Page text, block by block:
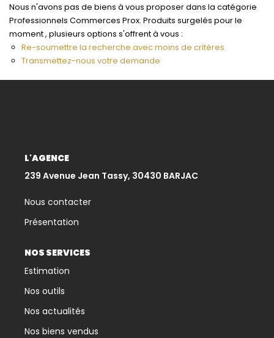
NOS AGENCES
ESTIMATION
Plus de critères Créer une alerte
Nous n'avons pas de biens à vous proposer dans la catégorie
Professionnels Commerces Prox. Produits surgelés pour le
moment , plusieurs options s'offrent à vous :
Re-soumettre la recherche avec moins de critères.
Transmettez-nous votre demande
L'AGENCE
239 Avenue Jean Tassy, 30430 BARJAC
Nous contacter
Présentation
NOS SERVICES
Estimation
Nos outils
Nos actualités
Nos biens vendus